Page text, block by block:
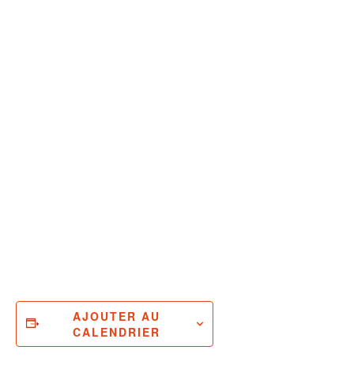
AJOUTER AU
CALENDRIER